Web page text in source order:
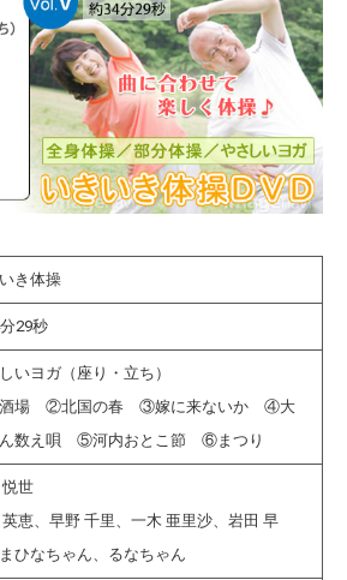
き体操
29秒
いヨガ（座り・立ち）
場 ②北国の春 ③嫁に来ないか ④大
ん数え唄 ⑤河内おとこ節 ⑥まつり
世
英恵、早野 千里、一木 亜里沙、岩田 早
ひなちゃん、るなちゃん